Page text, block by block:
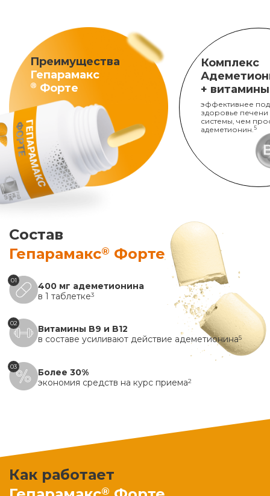
Преимущества
Гепарамакс
® Форте
Комплекс
+
эффективнее
здоровье печени
системы, чем
адеметионин. 5
Состав
Гепарамакс® Форте
01
400 мг адеметионина
в 1 таблетке3
02
Витамины B9 и B12
в составе усиливают действие адеметионина5
03
Более 30%
экономия средств на курс приема2
Как работает
®